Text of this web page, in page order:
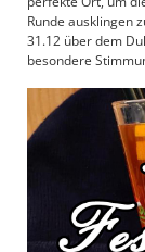
Runde ausklingen
31.12 über dem
besondere